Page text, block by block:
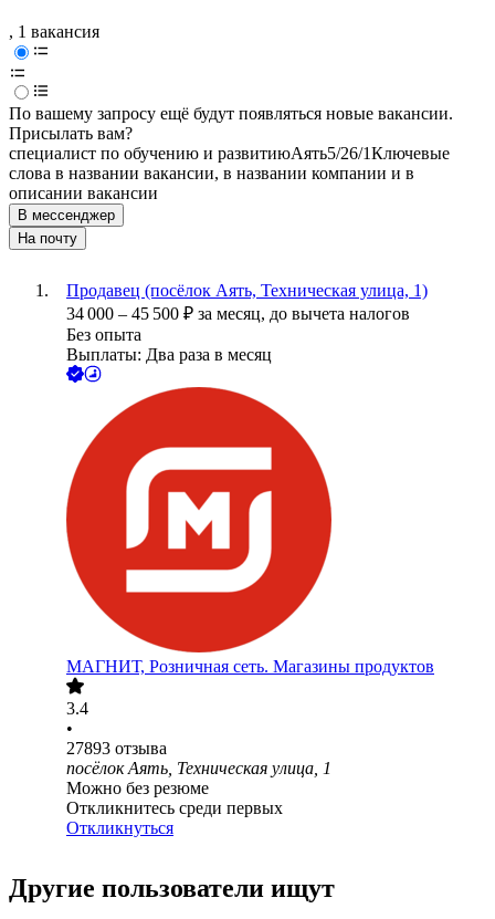
, 1 вакансия
По вашему запросу ещё будут появляться новые вакансии.
Присылать вам?
специалист по обучению и развитиюАять5/26/1Ключевые
слова в названии вакансии, в названии компании и в
описании вакансии
В мессенджер
На почту
Продавец (посёлок Аять, Техническая улица, 1)
34 000 – 45 500 ₽ за месяц, до вычета налогов
Без опыта
Выплаты: Два раза в месяц
МАГНИТ, Розничная сеть. Магазины продуктов
3.4
•
27893 отзыва
посёлок Аять, Техническая улица, 1
Можно без резюме
Откликнитесь среди первых
Откликнуться
Другие пользователи ищут